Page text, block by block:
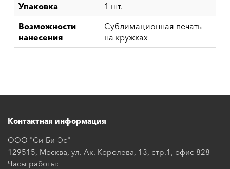
Упаковка
1 шт.
Возможности
нанесения
Сублимационная печать
на кружках
Контактная информация
ООО "Си-Би-Эс"
129515, Москва, ул. Ак. Королева, 13, стр.1, офис 828
Часы работы: